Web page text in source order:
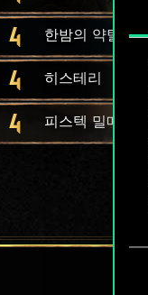
4 한밤의 약탈
4 히스테리
4 피스텍 밀매상